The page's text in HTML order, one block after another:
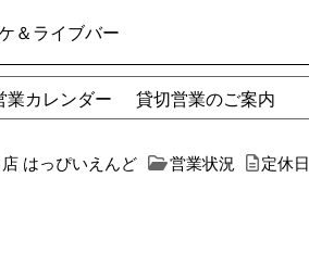
＆ライブバー
業カレンダー 貸切営業のご案内
はっぴいえんど 営業状況 定休日